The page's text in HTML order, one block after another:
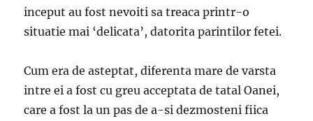
inceput au fost nevoiti sa treaca printr-o
situatie mai ‘delicata’, datorita parintilor fetei.
Cum era de asteptat, diferenta mare de varsta
intre ei a fost cu greu acceptata de tatal Oanei,
care a fost la un pas de a-si dezmosteni fiica